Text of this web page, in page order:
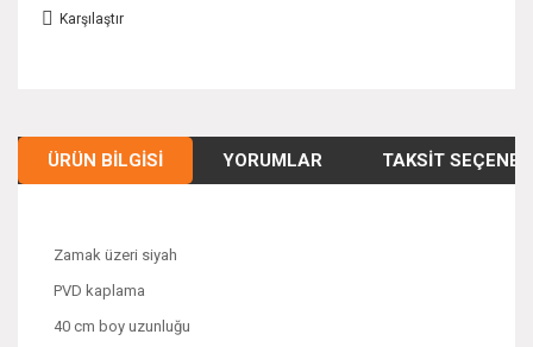
Karşılaştır
ÜRÜN BILGISI YORUMLAR TAKSIT
Zamak üzeri siyah
PVD kaplama
40 cm boy uzunluğu